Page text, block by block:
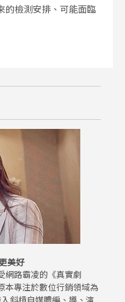
的檢測安排、可能面臨
美好
網路霸凌的《真實劇
本專注於數位行銷領域為
斜槓自媒體編、導、演